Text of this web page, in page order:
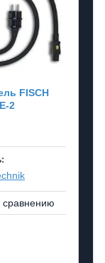
FISCH
2
сравнению